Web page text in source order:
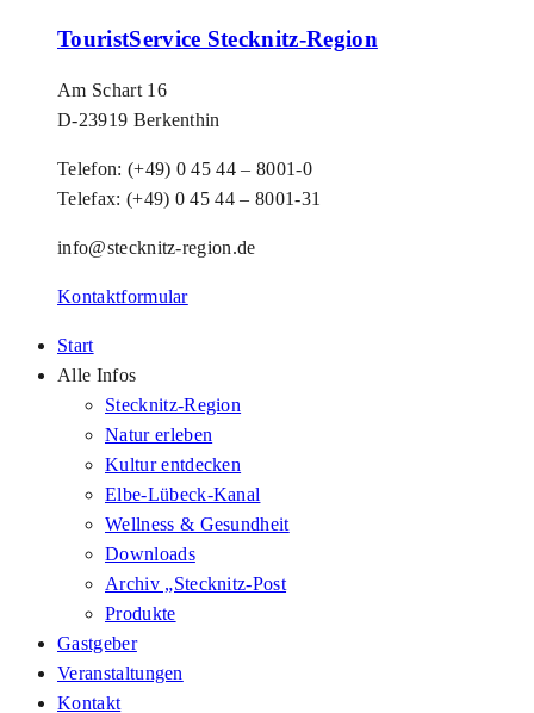
TouristService Stecknitz-Region
Am Schart 16
D-23919 Berkenthin
Telefon: (+49) 0 45 44 – 8001-0
Telefax: (+49) 0 45 44 – 8001-31
info@stecknitz-region.de
Kontaktformular
Start
Alle Infos
Stecknitz-Region
Natur erleben
Kultur entdecken
Elbe-Lübeck-Kanal
Wellness & Gesundheit
Downloads
Archiv „Stecknitz-Post
Produkte
Gastgeber
Veranstaltungen
Kontakt